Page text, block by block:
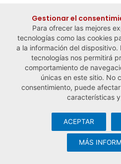
← Noticia anterior
© Observatorio Español de la
Aviso legal y
cookies·
Gestionar el
Para ofrecer las mejores
tecnologías como las cookies
a la información del dispositivo.
tecnologías nos permitirá
comportamiento de
únicas en este sitio. No
consentimiento, puede
características
ACEPTAR
MÁS